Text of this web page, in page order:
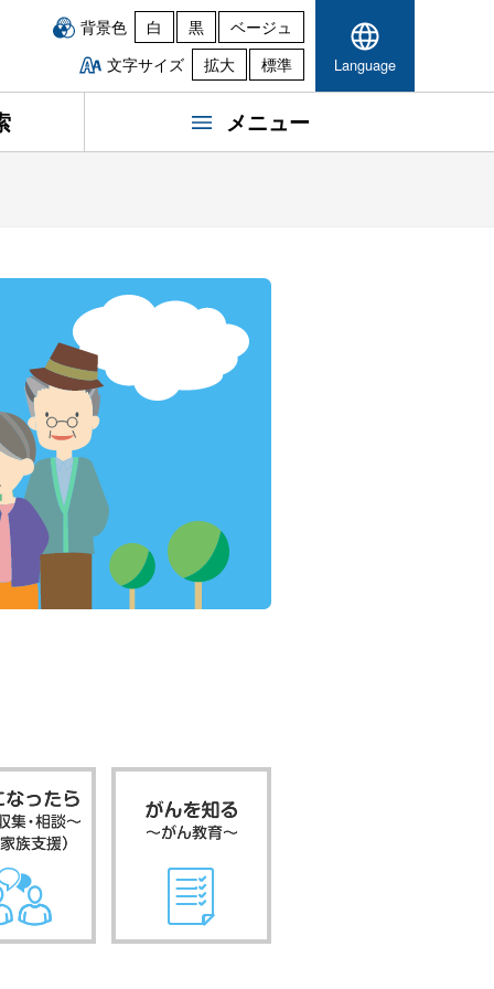
背景色 白 黒
ベージュ
文字サイズ
拡大 標準 Language
メニュー